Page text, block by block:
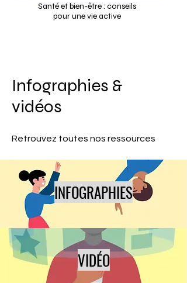
Santé et bien-être : conseils
pour une vie active
Infographies &
vidéos
Retrouvez toutes nos ressources
INFOGRAPHIES
VIDÉO